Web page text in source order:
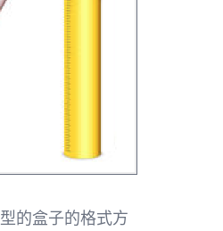
的盒子的格式方